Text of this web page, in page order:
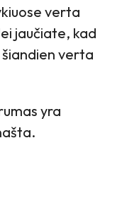
verta
jaučiate, kad
šiandien verta
yra